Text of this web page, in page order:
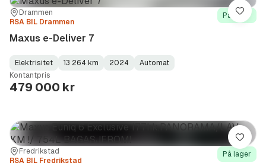
Sted:Drammen
Forhandler:
RSA BIL Drammen
På lager
Maxus e-Deliver 7
Fuel
Type:
Elektrisitet
Kilometerstand:
13 264 km
Model
Year:
2024
Gearbox
Type:
Automat
Kontantpris
479 000 kr
Lagre
Sted:Fredrikstad
Forhandler:
RSA BIL Fredrikstad
På lager
Lagre